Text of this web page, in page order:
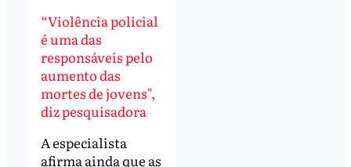
“Violência policial
é uma das
responsáveis pelo
aumento das
mortes de jovens",
diz pesquisadora
A especialista
afirma ainda que as